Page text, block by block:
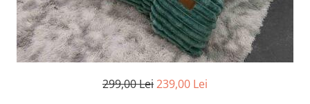
Lenjerii De Pat Bumbac Satinat 2
Persoane
Lenjerii De Pat Volanase
Lenjerii De Pat, Finet Premium 3D,
299,00 Lei239,00 Lei